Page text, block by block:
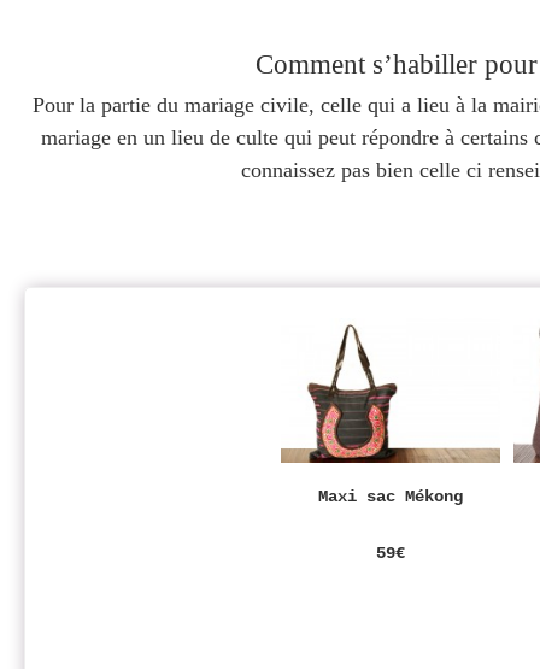
Comment s’habiller
Pour la partie du mariage civile, celle qui a lieu à la
mariage en un lieu de culte qui peut répondre à
connaissez pas bien celle ci
Maxi sac Mékong
59€